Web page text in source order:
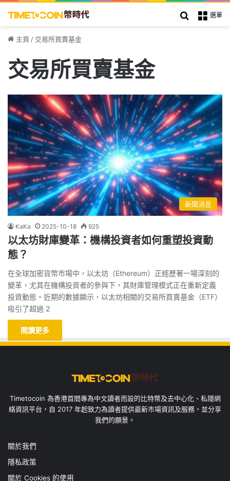
選單
搜索
主頁 / 交易所買賣基金
交易所買賣基金
新聞消息
KaKa 2025-10-18 925
以太坊財庫變革：機構投資者如何重塑投資動
態？
在全球加密貨幣市場中，以太坊（Ethereum）正經歷著一場深刻的
變革，尤其在機構投資者的參與下，其財庫管理模式正在重新定義
投資動態。近期的數據顯示，以太坊相關的交易所買賣基金（ETF）
吸引了超過 2
閱讀更多
Timetocoin 為香港首間專為中文讀者而設的比特幣及去中心化、私隱網
絡資訊平台，自 2017 年起致力為讀者提供最新市場資訊及服務，並分享
我們的願景。
關於我們
隱私政策
關於 Cookies 的使用